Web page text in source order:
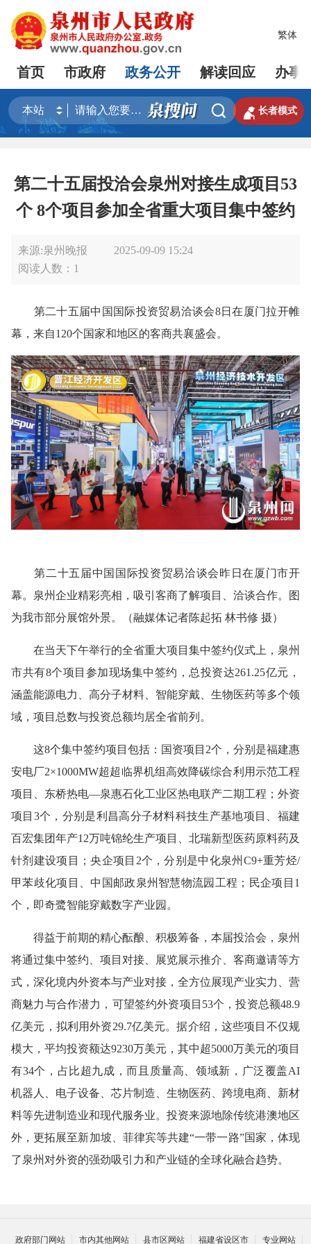
繁体
首页 市政府 政务公开 解读回应 办事
  长者模式
第二十五届投洽会泉州对接生成项目53
个 8个项目参加全省重大项目集中签约
来源:泉州晚报
2025-09-09 15:24
阅读人数： 1
第二十五届中国国际投资贸易洽谈会8日在厦门拉开帷
幕，来自120个国家和地区的客商共襄盛会。
第二十五届中国国际投资贸易洽谈会昨日在厦门市开
幕。泉州企业精彩亮相，吸引客商了解项目、洽谈合作。图
为我市部分展馆外景。（融媒体记者陈起拓 林书修 摄）
在当天下午举行的全省重大项目集中签约仪式上，泉州
市共有8个项目参加现场集中签约，总投资达261.25亿元，
涵盖能源电力、高分子材料、智能穿戴、生物医药等多个领
域，项目总数与投资总额均居全省前列。
这8个集中签约项目包括：国资项目2个，分别是福建惠
安电厂2×1000MW超超临界机组高效降碳综合利用示范工程
项目、东桥热电—泉惠石化工业区热电联产二期工程；外资
项目3个，分别是利昌高分子材料科技生产基地项目、福建
百宏集团年产12万吨锦纶生产项目、北瑞新型医药原料药及
针剂建设项目；央企项目2个，分别是中化泉州C9+重芳烃/
甲苯歧化项目、中国邮政泉州智慧物流园工程；民企项目1
个，即奇鹭智能穿戴数字产业园。
得益于前期的精心酝酿、积极筹备，本届投洽会，泉州
将通过集中签约、项目对接、展览展示推介、客商邀请等方
式，深化境内外资本与产业对接，全方位展现产业实力、营
商魅力与合作潜力，可望签约外资项目53个，投资总额48.9
亿美元，拟利用外资29.7亿美元。据介绍，这些项目不仅规
模大，平均投资额达9230万美元，其中超5000万美元的项目
有34个，占比超九成，而且质量高、领域新，广泛覆盖AI
机器人、电子设备、芯片制造、生物医药、跨境电商、新材
料等先进制造业和现代服务业。投资来源地除传统港澳地区
外，更拓展至新加坡、菲律宾等共建“一带一路”国家，体现
了泉州对外资的强劲吸引力和产业链的全球化融合趋势。
政府部门网站 市内其他网站 县市区网站 福建省设区市 专业网站